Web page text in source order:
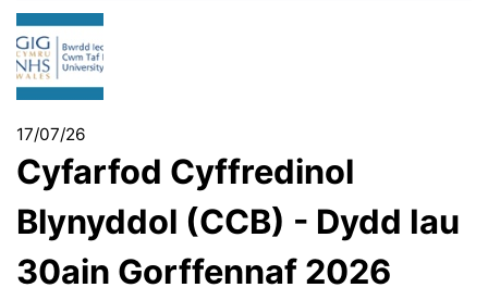
17/07/26
Cyfarfod Cyffredinol
Blynyddol (CCB) - Dydd Iau
30ain Gorffennaf 2026